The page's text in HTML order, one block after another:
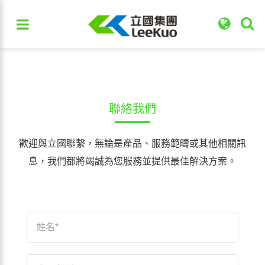
聯絡我們
歡迎與立國聯繫，無論是產品、服務範疇或其他相關訊
息，我們都將竭誠為您服務並提供最佳解決方案。